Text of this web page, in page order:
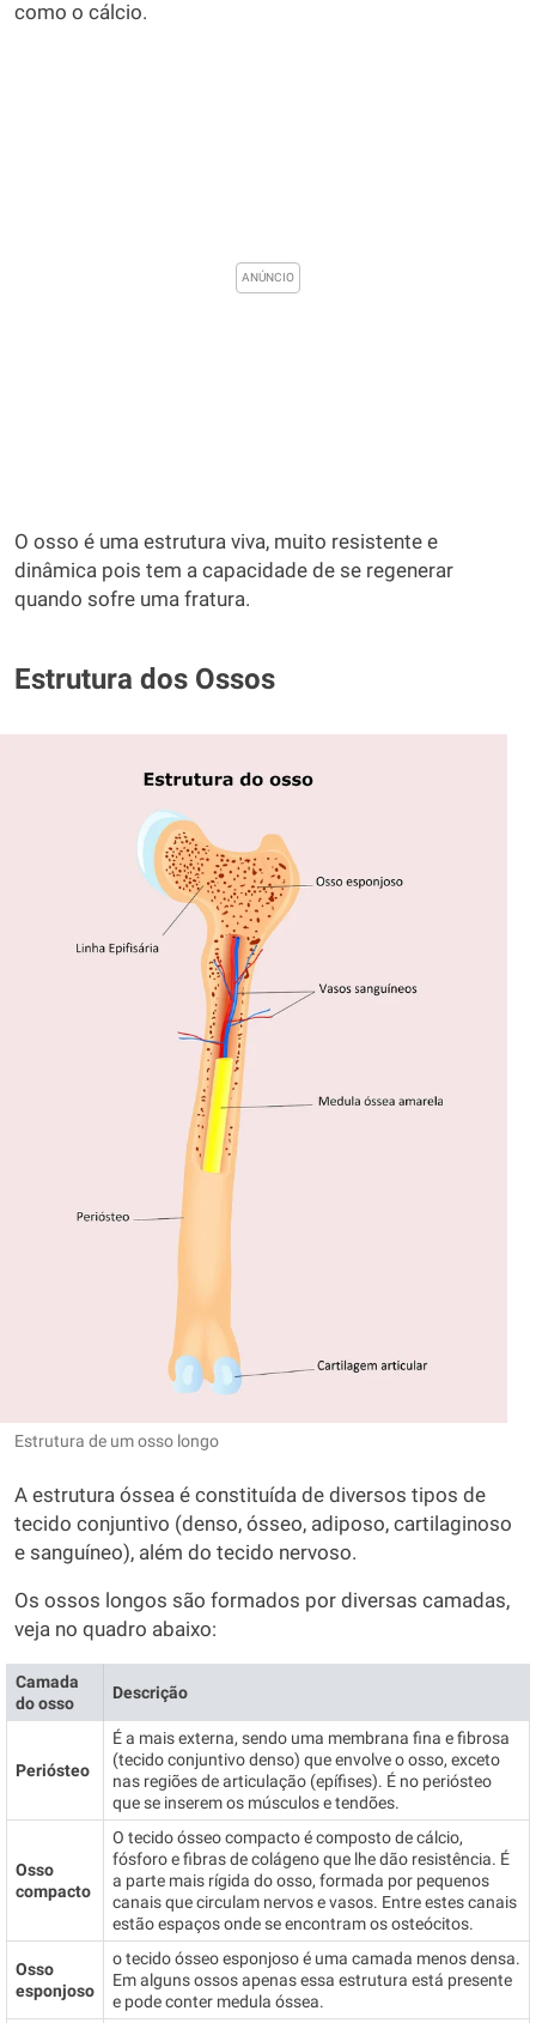
como o cálcio.
O osso é uma estrutura viva, muito resistente e
dinâmica pois tem a capacidade de se regenerar
quando sofre uma fratura.
Estrutura dos Ossos
Estrutura de um osso longo
A estrutura óssea é constituída de diversos tipos de
tecido conjuntivo (denso, ósseo, adiposo, cartilaginoso
e sanguíneo), além do tecido nervoso.
Os ossos longos são formados por diversas camadas,
veja no quadro abaixo:
Camada
do osso
Descrição
Periósteo
É a mais externa, sendo uma membrana fina e fibrosa
(tecido conjuntivo denso) que envolve o osso, exceto
nas regiões de articulação (epífises). É no periósteo
que se inserem os músculos e tendões.
Osso
compacto
O tecido ósseo compacto é composto de cálcio,
fósforo e fibras de colágeno que lhe dão resistência. É
a parte mais rígida do osso, formada por pequenos
canais que circulam nervos e vasos. Entre estes canais
estão espaços onde se encontram os osteócitos.
Osso
esponjoso
o tecido ósseo esponjoso é uma camada menos densa.
Em alguns ossos apenas essa estrutura está presente
e pode conter medula óssea.